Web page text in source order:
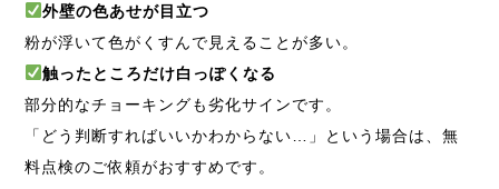
外壁の色あせが目立つ
粉が浮いて色がくすんで見えることが多い。
触ったところだけ白っぽくなる
部分的なチョーキングも劣化サインです。
「どう判断すればいいかわからない…」という場合は、無
料点検のご依頼がおすすめです。